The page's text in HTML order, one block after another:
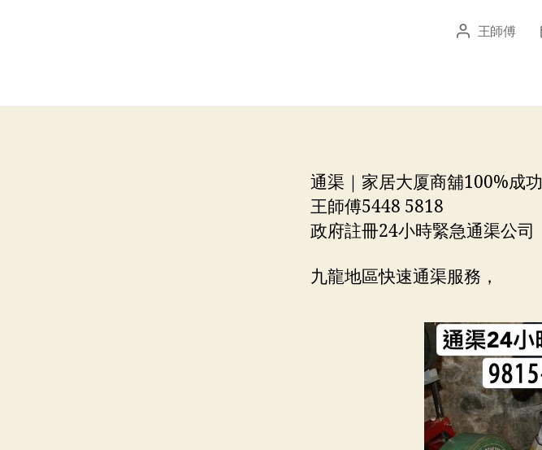
文 王師傅
通渠｜家居大厦商舖100%成功
王師傅5448 5818
政府註冊24小時緊急通渠公司
九龍地區快速通渠服務，